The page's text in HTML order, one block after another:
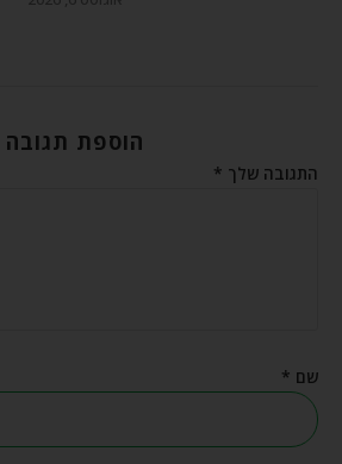
הוספת תגובה
התגובה שלך *
שם *